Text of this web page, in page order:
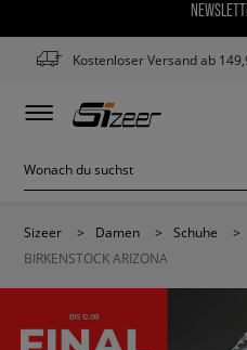
Kostenloser Versand ab
Sizeer > Damen > Schuhe >
BIRKENSTOCK ARIZONA